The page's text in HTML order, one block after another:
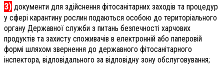
3) документи для здійснення фітосанітарних заходів та процедур
у сфері карантину рослин подаються особою до територіального
органу Державної служби з питань безпечності харчових
продуктів та захисту споживачів в електронній або паперовій
формі шляхом звернення до державного фітосанітарного
інспектора, відповідального за відповідну зону обслуговування;